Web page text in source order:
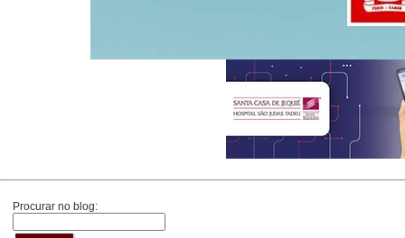
Procurar no blog: